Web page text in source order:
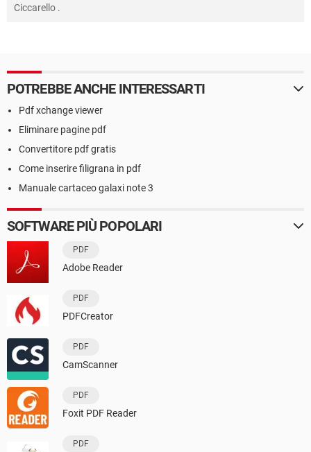
Ciccarello .
POTREBBE ANCHE INTERESSARTI
Pdf xchange viewer
Eliminare pagine pdf
Convertitore pdf gratis
Come inserire filigrana in pdf
Manuale cartaceo galaxi note 3
SOFTWARE PIÙ POPOLARI
PDF
Adobe Reader
PDF
PDFCreator
PDF
CamScanner
PDF
Foxit PDF Reader
PDF